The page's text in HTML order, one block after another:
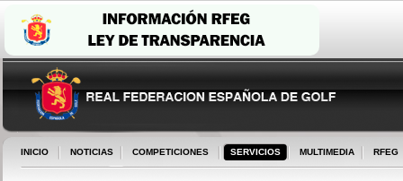
INICIO NOTICIAS COMPETICIONES SERVICIOS MULTIMEDIA RFEG